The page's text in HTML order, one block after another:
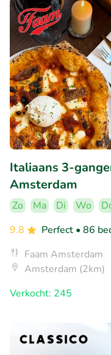
Italiaans 3-
Amsterdam
Zo Ma Di Wo
9.8
Perfect • 86
Faam Amsterdam
Amsterdam (2km)
Verkocht: 245